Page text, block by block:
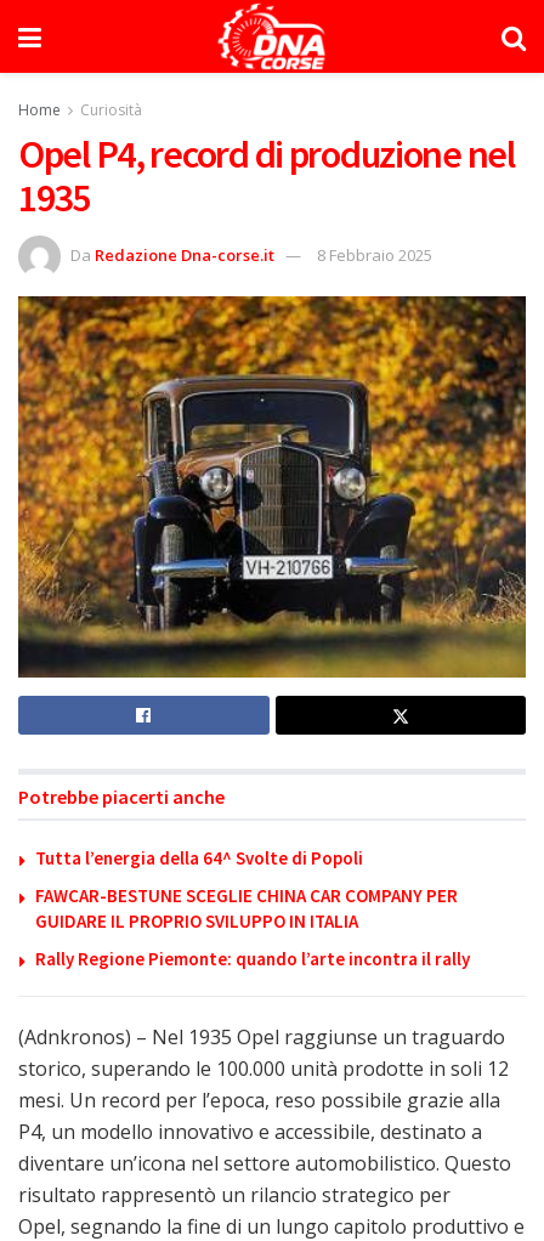
Home Curiosità
Opel P4, record di produzione nel
1935
Da Redazione Dna-corse.it 8 Febbraio 2025
Potrebbe piacerti anche
Tutta l’energia della 64^ Svolte di Popoli
FAWCAR-BESTUNE SCEGLIE CHINA CAR COMPANY PER
GUIDARE IL PROPRIO SVILUPPO IN ITALIA
Rally Regione Piemonte: quando l’arte incontra il rally
(Adnkronos) – Nel 1935 Opel raggiunse un traguardo
storico, superando le 100.000 unità prodotte in soli 12
mesi. Un record per l’epoca, reso possibile grazie alla
P4, un modello innovativo e accessibile, destinato a
diventare un’icona nel settore automobilistico. Questo
risultato rappresentò un rilancio strategico per
Opel, segnando la fine di un lungo capitolo produttivo e